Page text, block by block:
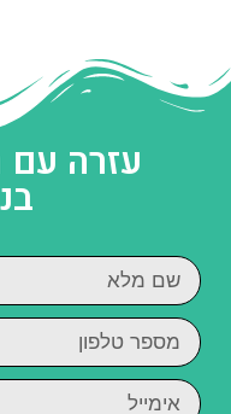
עזרה עם